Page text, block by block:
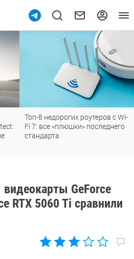
Топ-8 недорогих роутеров с Wi-
Fi 7: все «плюшки» последнего
стандарта
GeForce
RTX 5060 Ti сравнили